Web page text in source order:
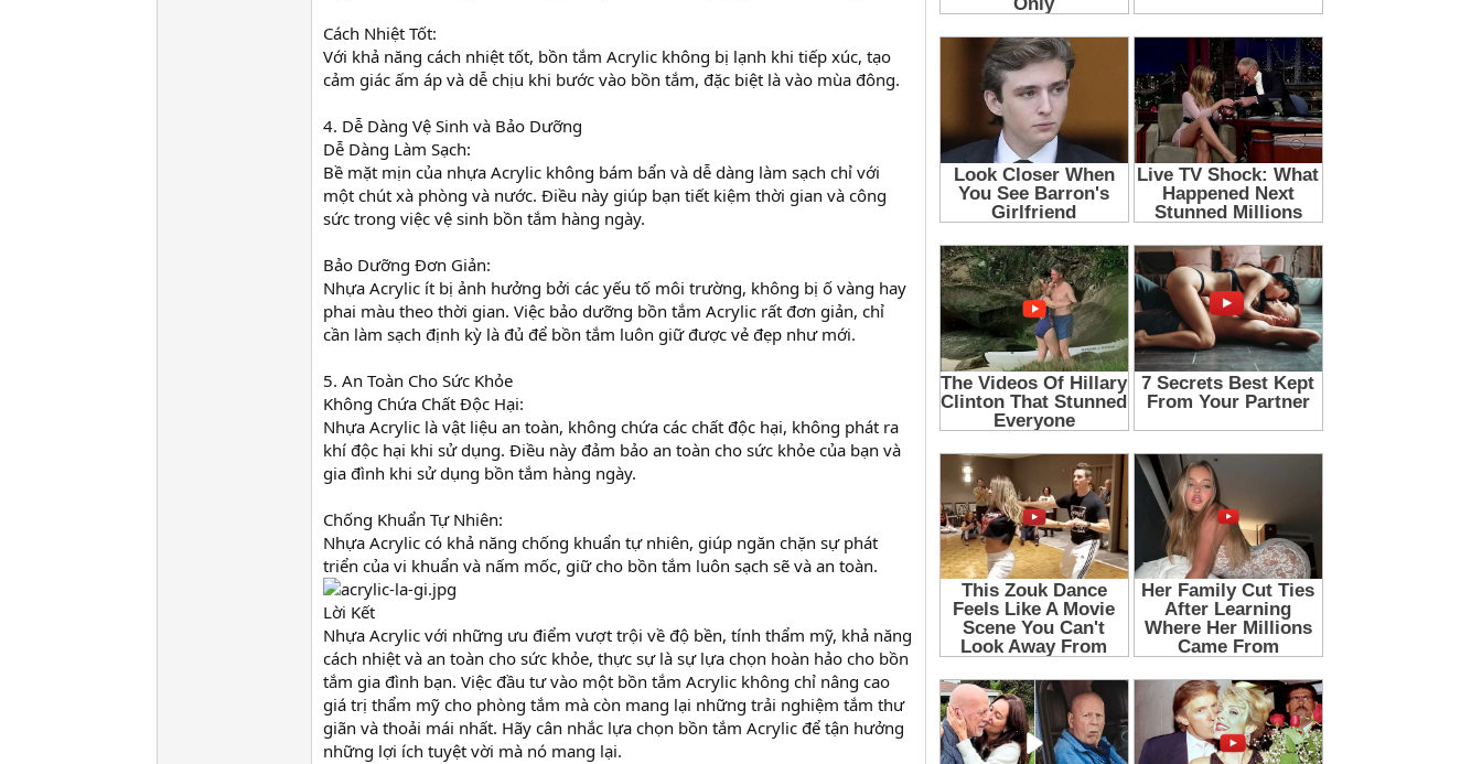
Cách Nhiệt Tốt:
Với khả năng cách nhiệt tốt, bồn tắm Acrylic không bị lạnh khi tiếp xúc, tạo
cảm giác ấm áp và dễ chịu khi bước vào bồn tắm, đặc biệt là vào mùa đông.
4. Dễ Dàng Vệ Sinh và Bảo Dưỡng
Dễ Dàng Làm Sạch:
Bề mặt mịn của nhựa Acrylic không bám bẩn và dễ dàng làm sạch chỉ với
một chút xà phòng và nước. Điều này giúp bạn tiết kiệm thời gian và công
sức trong việc vệ sinh bồn tắm hàng ngày.
Bảo Dưỡng Đơn Giản:
Nhựa Acrylic ít bị ảnh hưởng bởi các yếu tố môi trường, không bị ố vàng hay
phai màu theo thời gian. Việc bảo dưỡng bồn tắm Acrylic rất đơn giản, chỉ
cần làm sạch định kỳ là đủ để bồn tắm luôn giữ được vẻ đẹp như mới.
5. An Toàn Cho Sức Khỏe
Không Chứa Chất Độc Hại:
Nhựa Acrylic là vật liệu an toàn, không chứa các chất độc hại, không phát ra
khí độc hại khi sử dụng. Điều này đảm bảo an toàn cho sức khỏe của bạn và
gia đình khi sử dụng bồn tắm hàng ngày.
Chống Khuẩn Tự Nhiên:
Nhựa Acrylic có khả năng chống khuẩn tự nhiên, giúp ngăn chặn sự phát
triển của vi khuẩn và nấm mốc, giữ cho bồn tắm luôn sạch sẽ và an toàn.
Lời Kết
Nhựa Acrylic với những ưu điểm vượt trội về độ bền, tính thẩm mỹ, khả năng
cách nhiệt và an toàn cho sức khỏe, thực sự là sự lựa chọn hoàn hảo cho bồn
tắm gia đình bạn. Việc đầu tư vào một bồn tắm Acrylic không chỉ nâng cao
giá trị thẩm mỹ cho phòng tắm mà còn mang lại những trải nghiệm tắm thư
giãn và thoải mái nhất. Hãy cân nhắc lựa chọn bồn tắm Acrylic để tận hưởng
những lợi ích tuyệt vời mà nó mang lại.